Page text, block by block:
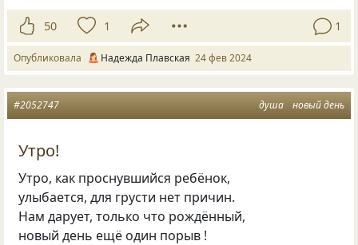
50 1 1
Опубликовала Надежда Плавская 24 фев 2024
душа новый день
#2052747
Утро!
Утро, как проснувшийся ребёнок,
улыбается, для грусти нет причин.
Нам дарует, только что рождённый,
новый день ещё один порыв !